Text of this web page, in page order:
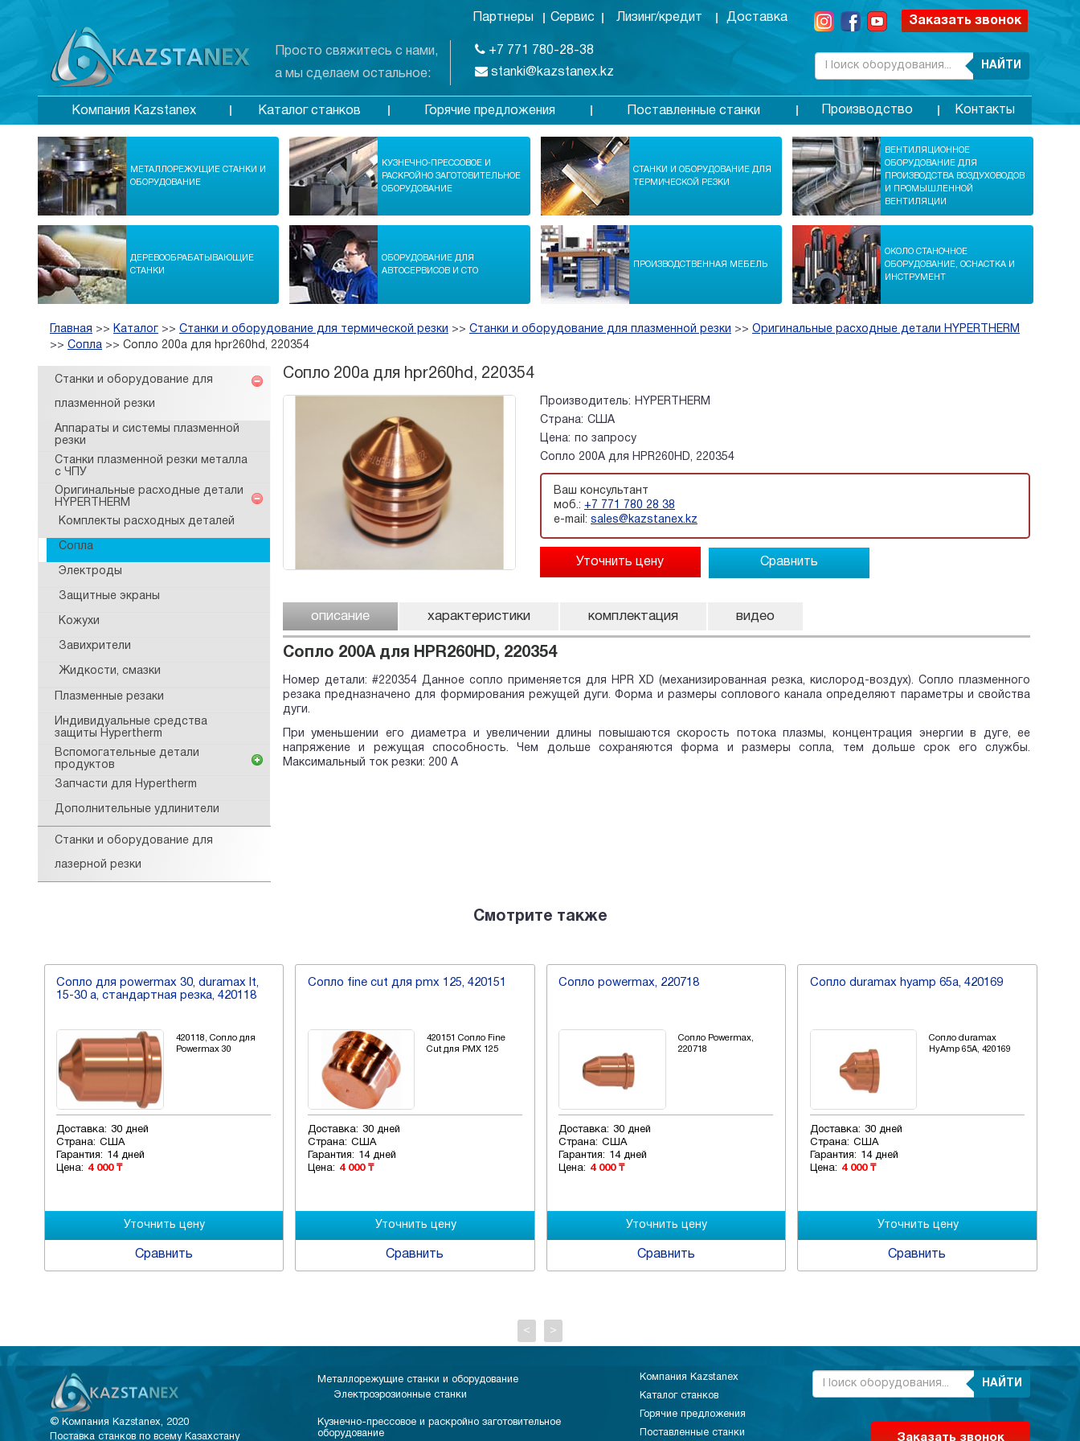
Просто свяжитесь с нами,
а мы сделаем остальное:
Партнеры Сервис Лизинг/кредит Доставка
+7 771 780-28-38
stanki@kazstanex.kz
Заказать звонок
НАЙТИ
Компания Kazstanex Каталог станков Горячие предложения Поставленные станки Производство Контакты
МЕТАЛЛОРЕЖУЩИЕ СТАНКИ И
ОБОРУДОВАНИЕ
КУЗНЕЧНО-ПРЕССОВОЕ И
РАСКРОЙНО ЗАГОТОВИТЕЛЬНОЕ
ОБОРУДОВАНИЕ
СТАНКИ И ОБОРУДОВАНИЕ ДЛЯ
ТЕРМИЧЕСКОЙ РЕЗКИ
ВЕНТИЛЯЦИОННОЕ
ОБОРУДОВАНИЕ ДЛЯ
ПРОИЗВОДСТВА ВОЗДУХОВОДОВ
И ПРОМЫШЛЕННОЙ
ВЕНТИЛЯЦИИ
ДЕРЕВООБРАБАТЫВАЮЩИЕ
СТАНКИ
ОБОРУДОВАНИЕ ДЛЯ
АВТОСЕРВИСОВ И СТО
ПРОИЗВОДСТВЕННАЯ МЕБЕЛЬ
ОКОЛО СТАНОЧНОЕ
ОБОРУДОВАНИЕ, ОСНАСТКА И
ИНСТРУМЕНТ
Главная >> Каталог >> Станки и оборудование для термической резки >> Станки и оборудование для плазменной резки >> Оригинальные расходные детали HYPERTHERM
>> Сопла >> Сопло 200а для hpr260hd, 220354
Станки и оборудование для
плазменной резки
Аппараты и системы плазменной
резки
Станки плазменной резки металла
с ЧПУ
Оригинальные расходные детали
HYPERTHERM
Комплекты расходных деталей
Сопла
Электроды
Защитные экраны
Кожухи
Завихрители
Жидкости, смазки
Плазменные резаки
Индивидуальные средства
защиты Hypertherm
Вспомогательные детали
продуктов
Запчасти для Hypertherm
Дополнительные удлинители
Станки и оборудование для
лазерной резки
Сопло 200а для hpr260hd, 220354
Производитель:
HYPERTHERM
Страна: США
Цена: по запросу
Сопло 200А для HPR260HD, 220354
Ваш консультант
моб.: +7 771 780 28 38
e-mail: sales@kazstanex.kz
Сравнить
описание характеристики комплектация видео
Сопло 200А для HPR260HD, 220354
Номер детали: #220354 Данное сопло применяется для HPR XD (механизированная резка, кислород-воздух). Сопло плазменного
резака предназначено для формирования режущей дуги. Форма и размеры соплового канала определяют параметры и свойства
дуги.
При уменьшении его диаметра и увеличении длины повышаются скорость потока плазмы, концентрация энергии в дуге, ее
напряжение и режущая способность. Чем дольше сохраняются форма и размеры сопла, тем дольше срок его службы.
Максимальный ток резки: 200 А
Смотрите также
Сопло для powermax 30, duramax lt,
15-30 a, стандартная резка, 420118
420118, Сопло для
Powermax 30
Доставка: 30 дней
Страна: США
Гарантия:
14 дней
Цена: 4 000 ₸
Сравнить
Сопло fine cut для pmx 125, 420151
420151 Сопло Fine
Cut для PMX 125
Доставка: 30 дней
Страна: США
Гарантия:
14 дней
Цена: 4 000 ₸
Сравнить
Сопло powermax, 220718
Сопло Powermax,
220718
Доставка: 30 дней
Страна: США
Гарантия:
14 дней
Цена: 4 000 ₸
Сравнить
Сопло duramax hyamp 65a, 420169
Сопло duramax
HyAmp 65A, 420169
Доставка: 30 дней
Страна: США
Гарантия:
14 дней
Цена: 4 000 ₸
Сравнить
< >
© Компания Kazstanex, 2020
Поставка станков по всему Казахстану
Металлорежущие станки и оборудование
Электроэрозионные станки
Кузнечно-прессовое и раскройно заготовительное
оборудование
Компания Kazstanex
Каталог станков
Горячие предложения
Поставленные станки
НАЙТИ
Заказать звонок